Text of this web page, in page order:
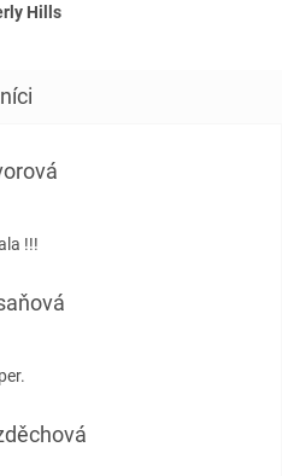
Hills
je 5 z 5 hvězdiček.
!!!
je 5 z 5 hvězdiček.
je 5 z 5 hvězdiček.